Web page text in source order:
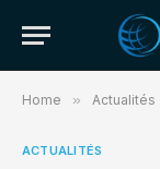
Home » Actualités
ACTUALITÉS